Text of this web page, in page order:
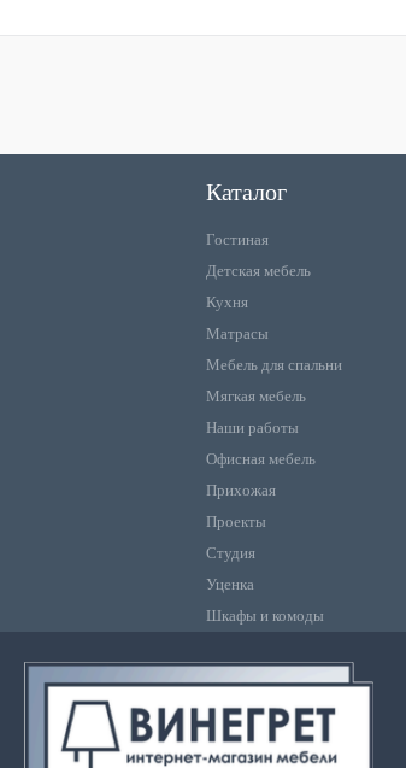
Каталог
Гостиная
Детская мебель
Кухня
Матрасы
Мебель для спальни
Мягкая мебель
Наши работы
Офисная мебель
Прихожая
Проекты
Студия
Уценка
Шкафы и комоды